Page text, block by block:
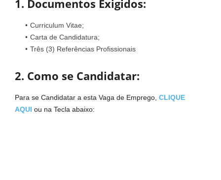
1. Documentos Exigidos:
Curriculum Vitae;
Carta de Candidatura;
Três (3) Referências Profissionais
2. Como se Candidatar:
Para se Candidatar a esta Vaga de Emprego, CLIQUE
AQUI ou na Tecla abaixo: